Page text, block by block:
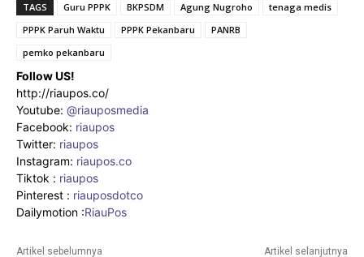
TAGS Guru PPPK BKPSDM Agung Nugroho
tenaga medis
PPPK Paruh Waktu
PPPK Pekanbaru
PANRB
pemko pekanbaru
Follow US!
http://riaupos.co/
Youtube: @riauposmedia
Facebook: riaupos
Twitter: riaupos
Instagram: riaupos.co
Tiktok : riaupos
Pinterest : riauposdotco
Dailymotion :RiauPos
Artikel sebelumnya Artikel selanjutnya